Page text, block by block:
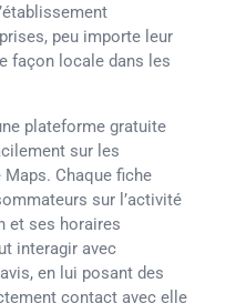
peu importe leur
façon locale dans les
plateforme gratuite
sur les
Chaque fiche
sur l’activité
et ses horaires
interagir avec
en lui posant des
contact avec elle